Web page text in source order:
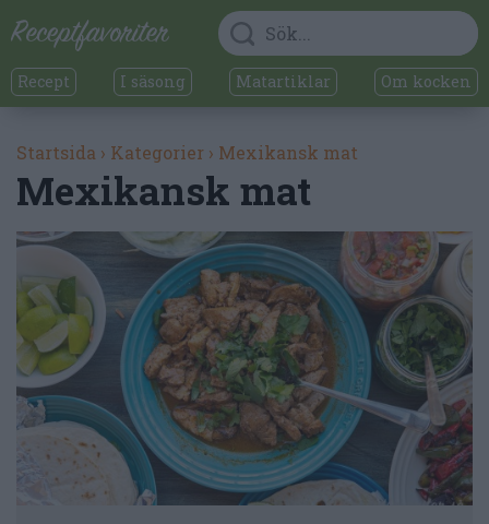
Recept I säsong Matartiklar Om kocken
Startsida › Kategorier › Mexikansk mat
Mexikansk mat